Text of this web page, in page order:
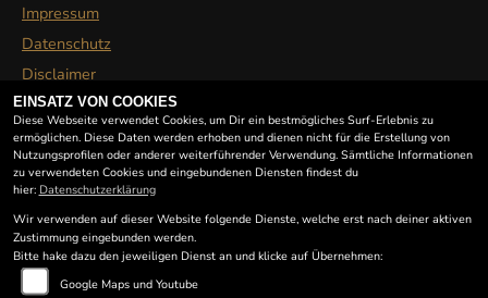
Impressum
Datenschutz
Disclaimer
Barrierefreiheit
ÖFFNUNGSZEITEN
Montag:
09:00 - 12:00 und 13:00 - 18:00
Dienstag:
09:00 - 12:00 und 13:00 - 18:00
Mittwoch:
EINSATZ VON COOKIES
Diese Webseite verwendet Cookies, um Dir ein bestmögliches Surf-Erlebnis zu
ermöglichen. Diese Daten werden erhoben und dienen nicht für die Erstellung von
Nutzungsprofilen oder anderer weiterführender Verwendung. Sämtliche Informationen
zu verwendeten Cookies und eingebundenen Diensten findest du
hier: Datenschutzerklärung
Wir verwenden auf dieser Website folgende Dienste, welche erst nach deiner aktiven
Zustimmung eingebunden werden.
Bitte hake dazu den jeweiligen Dienst an und klicke auf Übernehmen:
Google Maps und Youtube